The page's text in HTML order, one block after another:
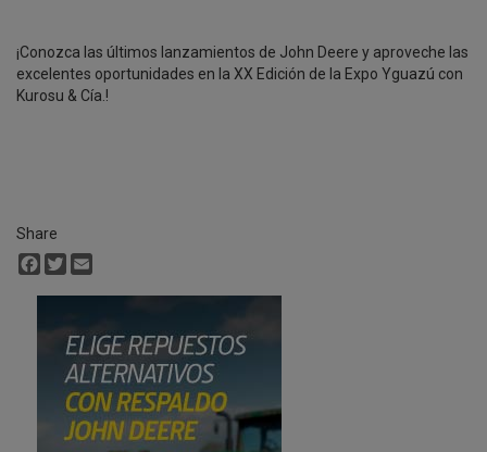
¡Conozca las últimos lanzamientos de John Deere y aproveche las
excelentes oportunidades en la XX Edición de la Expo Yguazú con
Kurosu & Cía.!
Share
Facebook
Twitter